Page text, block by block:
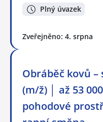
Plný úvazek
Zveřejněno: 4. srpna
Obráběč kovů
(m/ž) │ až 53
pohodové